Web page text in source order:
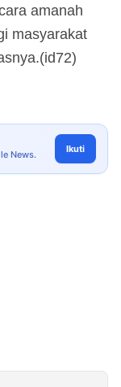
amanah
masyarakat
News. Ikuti